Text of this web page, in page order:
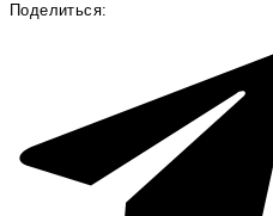
Поделиться: